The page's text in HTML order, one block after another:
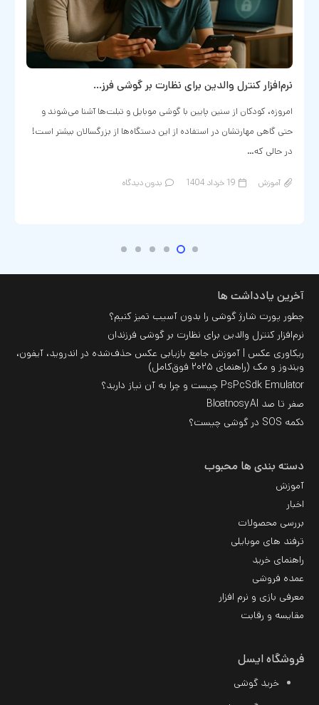
نرم‌افزار کنترل والدین برای نظارت بر گوشی فرز…
امروزه، کودکان از سنین پایین با گوشی‌ موبایل و تبلت‌ها آشنا می‌شوند و
حتی گاهی مهارتشان در استفاده از این دستگاه‌ها از بزرگسالان بیشتر است!
در حالی که…
آموزش 19 خرداد 1404 بدون دیدگاه
آخرین یادداشت ها
چطور پورت شارژ گوشی را بدون آسیب تمیز کنیم؟
نرم‌افزار کنترل والدین برای نظارت بر گوشی فرزندان
ریکاوری عکس | آموزش جامع بازیابی عکس حذف‌شده در اندروید، آیفون،
ویندوز و مک (راهنمای ۲۰۲۵ فوق‌کامل)
PsPcSdk Emulator چیست و چرا به آن نیاز دارید؟
صفر تا صد BloatnosyAI
دکمه SOS در گوشی چیست؟
دسته بندی ها محبوب
آموزش
اخبار
بررسی محصولات
ترفند های موبایلی
راهنمای خرید
عمده فروشی
معرفی بازی و نرم افزار
مقایسه و رقابت
فروشگاه ایسل
خرید گوشی